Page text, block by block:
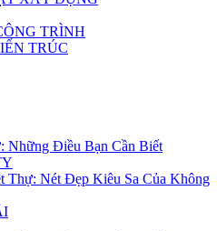
TRÌNH
TRÚC
Những Điều Bạn Cần Biết
Thự: Nét Đẹp Kiêu Sa Của Không